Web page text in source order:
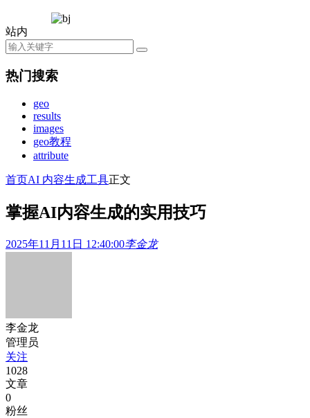
站内
热门搜索
geo
results
images
geo教程
attribute
首页AI 内容生成工具正文
掌握AI内容生成的实用技巧
2025年11月11日 12:40:00李金龙
李金龙
管理员
关注
1028
文章
0
粉丝